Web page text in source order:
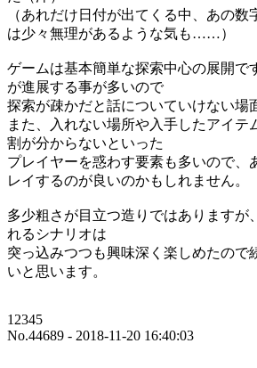
（あれだけ日付が出てくる中、あの
は少々無理があるような気も……）
ゲームは基本簡単な探索中心の展開で
が進展する事が多いので
探索が疎かだと話についていけない場
また、入れない場所や入手したアイテ
割が分からないといった
プレイヤーを惑わす要素も多いので、
レイするのが良いのかもしれません。
多少粗さが目立つ造りではありますが
れるシナリオは
突っ込みつつも興味深く楽しめたので
いと思います。
12345
No.44689 - 2018-11-20 16:40:03